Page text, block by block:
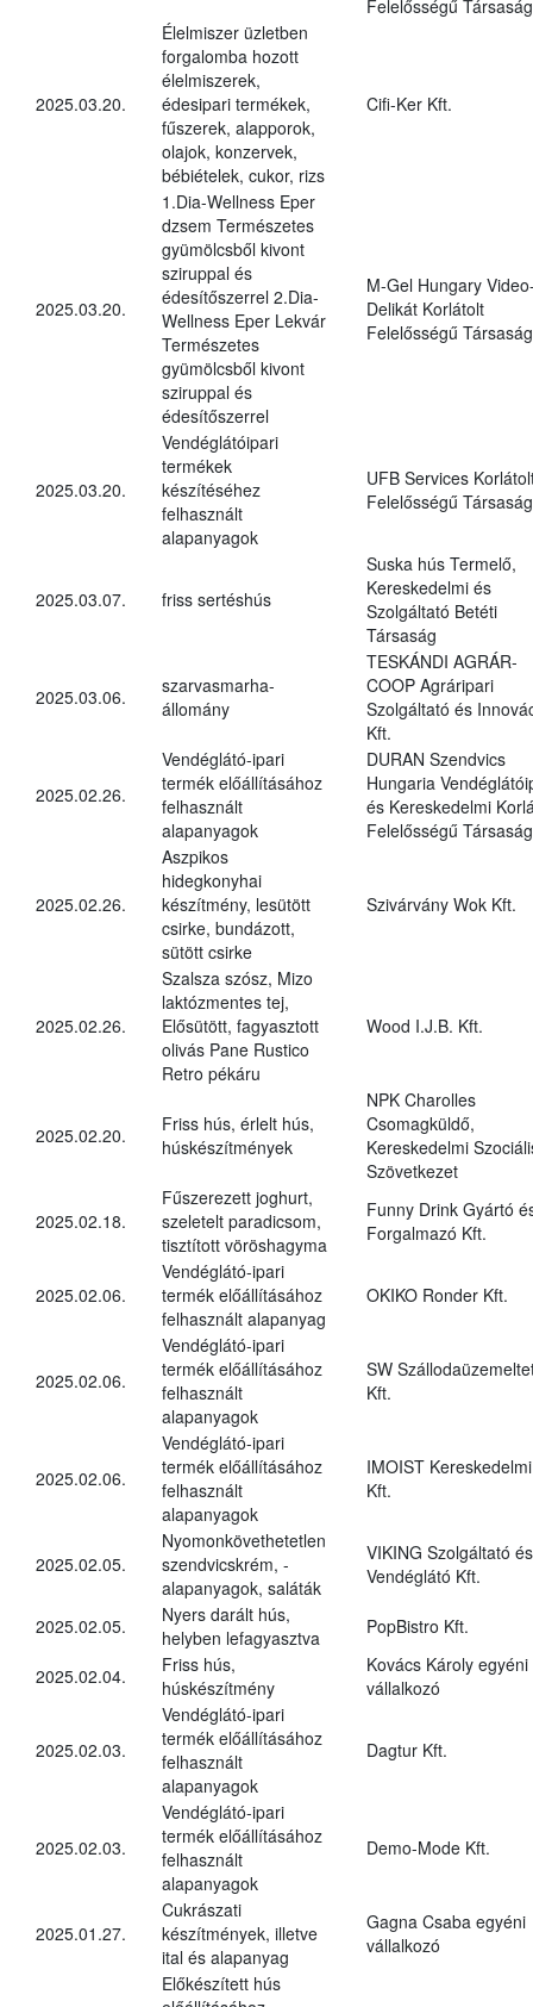
Felelősségű Társaság
2025.03.20.
Élelmiszer üzletben
forgalomba hozott
élelmiszerek,
édesipari termékek,
fűszerek, alapporok,
olajok, konzervek,
bébiételek, cukor, rizs
Cifi-Ker Kft.
2025.03.20.
1.Dia-Wellness Eper
dzsem Természetes
gyümölcsből kivont
sziruppal és
édesítőszerrel 2.Dia-
Wellness Eper Lekvár
Természetes
gyümölcsből kivont
sziruppal és
édesítőszerrel
M-Gel Hungary
Delikát Korlátolt
Felelősségű Társaság
2025.03.20.
Vendéglátóipari
termékek
készítéséhez
felhasznált
alapanyagok
UFB Services
Felelősségű Társaság
2025.03.07. friss sertéshús
Suska hús Termelő,
Kereskedelmi és
Szolgáltató Betéti
Társaság
2025.03.06.
szarvasmarha-
állomány
TESKÁNDI AGRÁR-
COOP Agráripari
Szolgáltató és
Kft.
2025.02.26.
Vendéglátó-ipari
termék előállításához
felhasznált
alapanyagok
DURAN Szendvics
Hungaria
és Kereskedelmi
Felelősségű Társaság
2025.02.26.
Aszpikos
hidegkonyhai
készítmény, lesütött
csirke, bundázott,
sütött csirke
Szivárvány Wok Kft.
2025.02.26.
Szalsza szósz, Mizo
laktózmentes tej,
Elősütött, fagyasztott
olivás Pane Rustico
Retro pékáru
Wood I.J.B. Kft.
2025.02.20.
Friss hús, érlelt hús,
húskészítmények
NPK Charolles
Csomagküldő,
Kereskedelmi
Szövetkezet
2025.02.18.
Fűszerezett joghurt,
szeletelt paradicsom,
tisztított vöröshagyma
Funny Drink Gyártó
Forgalmazó Kft.
2025.02.06.
Vendéglátó-ipari
termék előállításához
felhasznált alapanyag
OKIKO Ronder Kft.
2025.02.06.
Vendéglátó-ipari
termék előállításához
felhasznált
alapanyagok
SW
Kft.
2025.02.06.
Vendéglátó-ipari
termék előállításához
felhasznált
alapanyagok
IMOIST Kereskedelmi
Kft.
2025.02.05.
Nyomonkövethetetlen
szendvicskrém, -
alapanyagok, saláták
VIKING Szolgáltató és
Vendéglátó Kft.
2025.02.05.
Nyers darált hús,
helyben lefagyasztva
PopBistro Kft.
2025.02.04.
Friss hús,
húskészítmény
Kovács Károly egyéni
vállalkozó
2025.02.03.
Vendéglátó-ipari
termék előállításához
felhasznált
alapanyagok
Dagtur Kft.
2025.02.03.
Vendéglátó-ipari
termék előállításához
felhasznált
alapanyagok
Demo-Mode Kft.
2025.01.27.
Cukrászati
készítmények, illetve
ital és alapanyag
Gagna Csaba egyéni
vállalkozó
Előkészített hús